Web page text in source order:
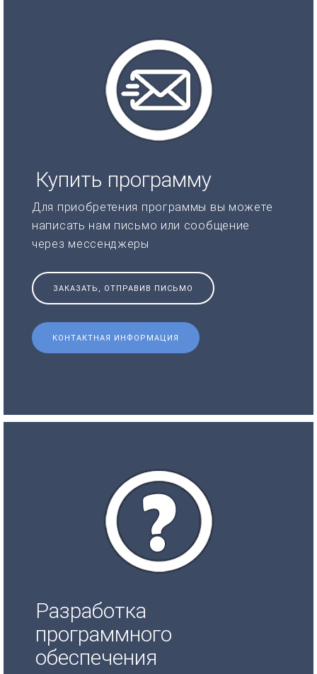
Купить программу
Для приобретения программы вы можете
написать нам письмо или сообщение
через мессенджеры
ЗАКАЗАТЬ, ОТПРАВИВ ПИСЬМО
КОНТАКТНАЯ ИНФОРМАЦИЯ
Разработка
программного
обеспечения